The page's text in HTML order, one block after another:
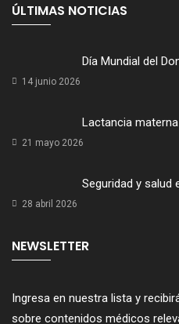
ÚLTIMAS NOTICIAS
Día Mundial del
14 junio 2026
Lactancia materna
21 mayo 2026
Seguridad y salud
28 abril 2026
NEWSLETTER
Ingresa en nuestra lista y
sobre contenidos médicos